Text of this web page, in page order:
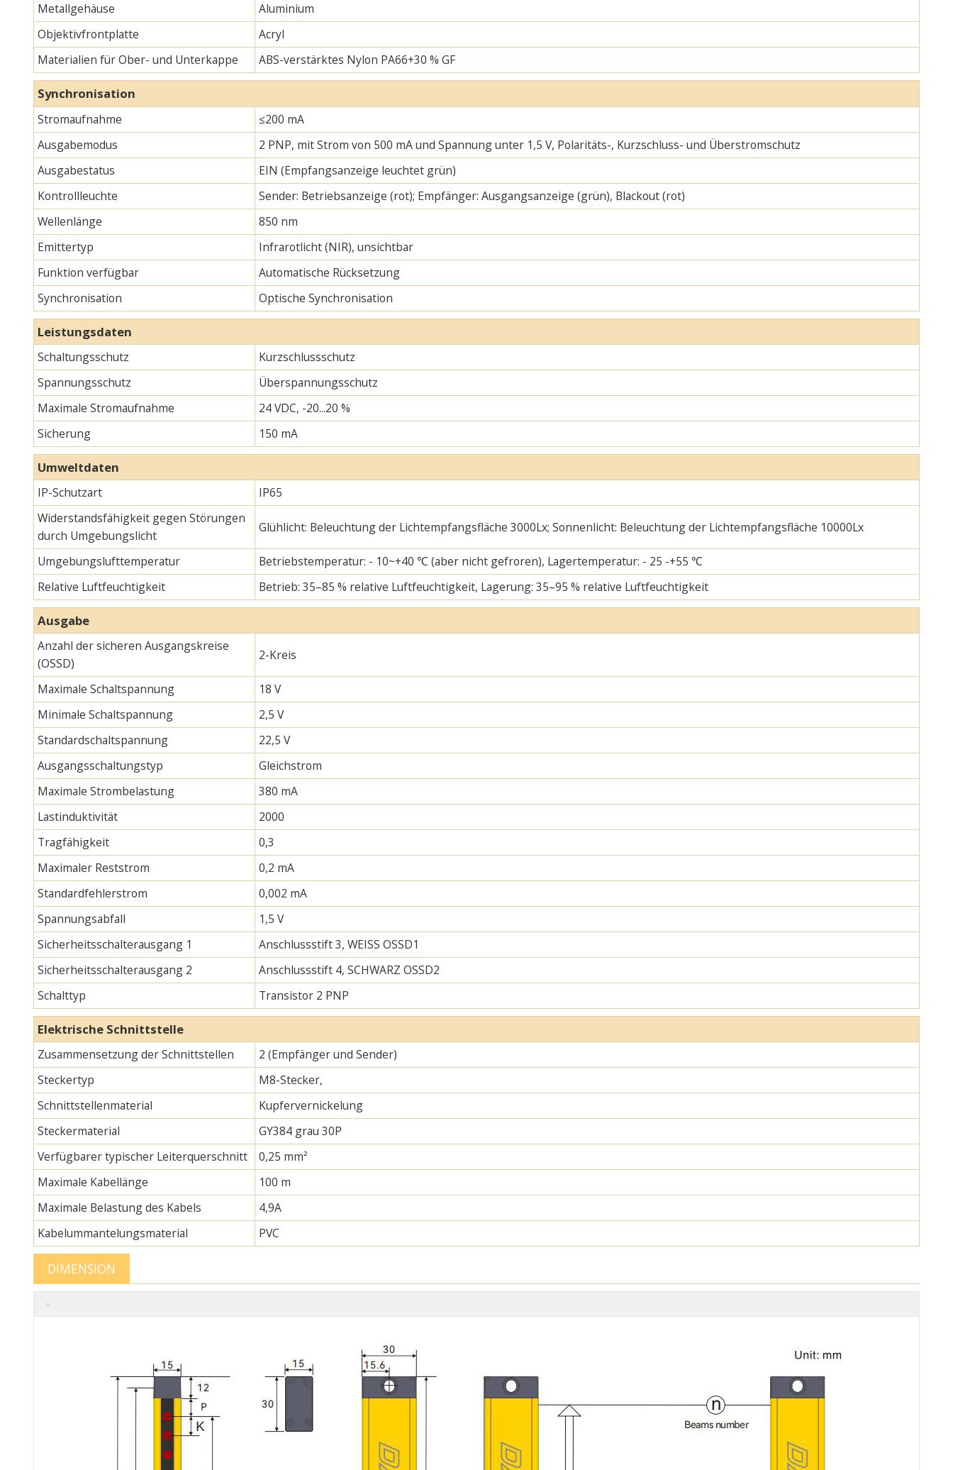
Metallgehäuse
Aluminium
Objektivfrontplatte
Acryl
Materialien für Ober- und Unterkappe
ABS-verstärktes Nylon PA66+30 % GF
Synchronisation
Stromaufnahme
≤200 mA
Ausgabemodus
2 PNP, mit Strom von 500 mA und Spannung unter 1,5 V, Polaritäts-, Kurzschluss- und Überstromschutz
Ausgabestatus
EIN (Empfangsanzeige leuchtet grün)
Kontrollleuchte
Sender: Betriebsanzeige (rot); Empfänger: Ausgangsanzeige (grün), Blackout (rot)
Wellenlänge
850 nm
Emittertyp
Infrarotlicht (NIR), unsichtbar
Funktion verfügbar
Automatische Rücksetzung
Synchronisation
Optische Synchronisation
Leistungsdaten
Schaltungsschutz
Kurzschlussschutz
Spannungsschutz
Überspannungsschutz
Maximale Stromaufnahme
24 VDC, -20...20 %
Sicherung
150 mA
Umweltdaten
IP-Schutzart
IP65
Widerstandsfähigkeit gegen Störungen
durch Umgebungslicht
Glühlicht: Beleuchtung der Lichtempfangsfläche 3000Lx; Sonnenlicht: Beleuchtung der Lichtempfangsfläche 10000Lx
Umgebungslufttemperatur
Betriebstemperatur: - 10~+40 ℃ (aber nicht gefroren), Lagertemperatur: - 25 -+55 ℃
Relative Luftfeuchtigkeit
Betrieb: 35–85 % relative Luftfeuchtigkeit, Lagerung: 35–95 % relative Luftfeuchtigkeit
Ausgabe
Anzahl der sicheren Ausgangskreise
(OSSD)
2-Kreis
Maximale Schaltspannung
18 V
Minimale Schaltspannung
2,5 V
Standardschaltspannung
22,5 V
Ausgangsschaltungstyp
Gleichstrom
Maximale Strombelastung
380 mA
Lastinduktivität
2000
Tragfähigkeit
0,3
Maximaler Reststrom
0,2 mA
Standardfehlerstrom
0,002 mA
Spannungsabfall
1,5 V
Sicherheitsschalterausgang 1
Anschlussstift 3, WEISS OSSD1
Sicherheitsschalterausgang 2
Anschlussstift 4, SCHWARZ OSSD2
Schalttyp
Transistor 2 PNP
Elektrische Schnittstelle
Zusammensetzung der Schnittstellen
2 (Empfänger und Sender)
Steckertyp
M8-Stecker,
Schnittstellenmaterial
Kupfervernickelung
Steckermaterial
GY384 grau 30P
Verfügbarer typischer Leiterquerschnitt
0,25 mm²
Maximale Kabellänge
100 m
Maximale Belastung des Kabels
4,9A
Kabelummantelungsmaterial
PVC
DIMENSION